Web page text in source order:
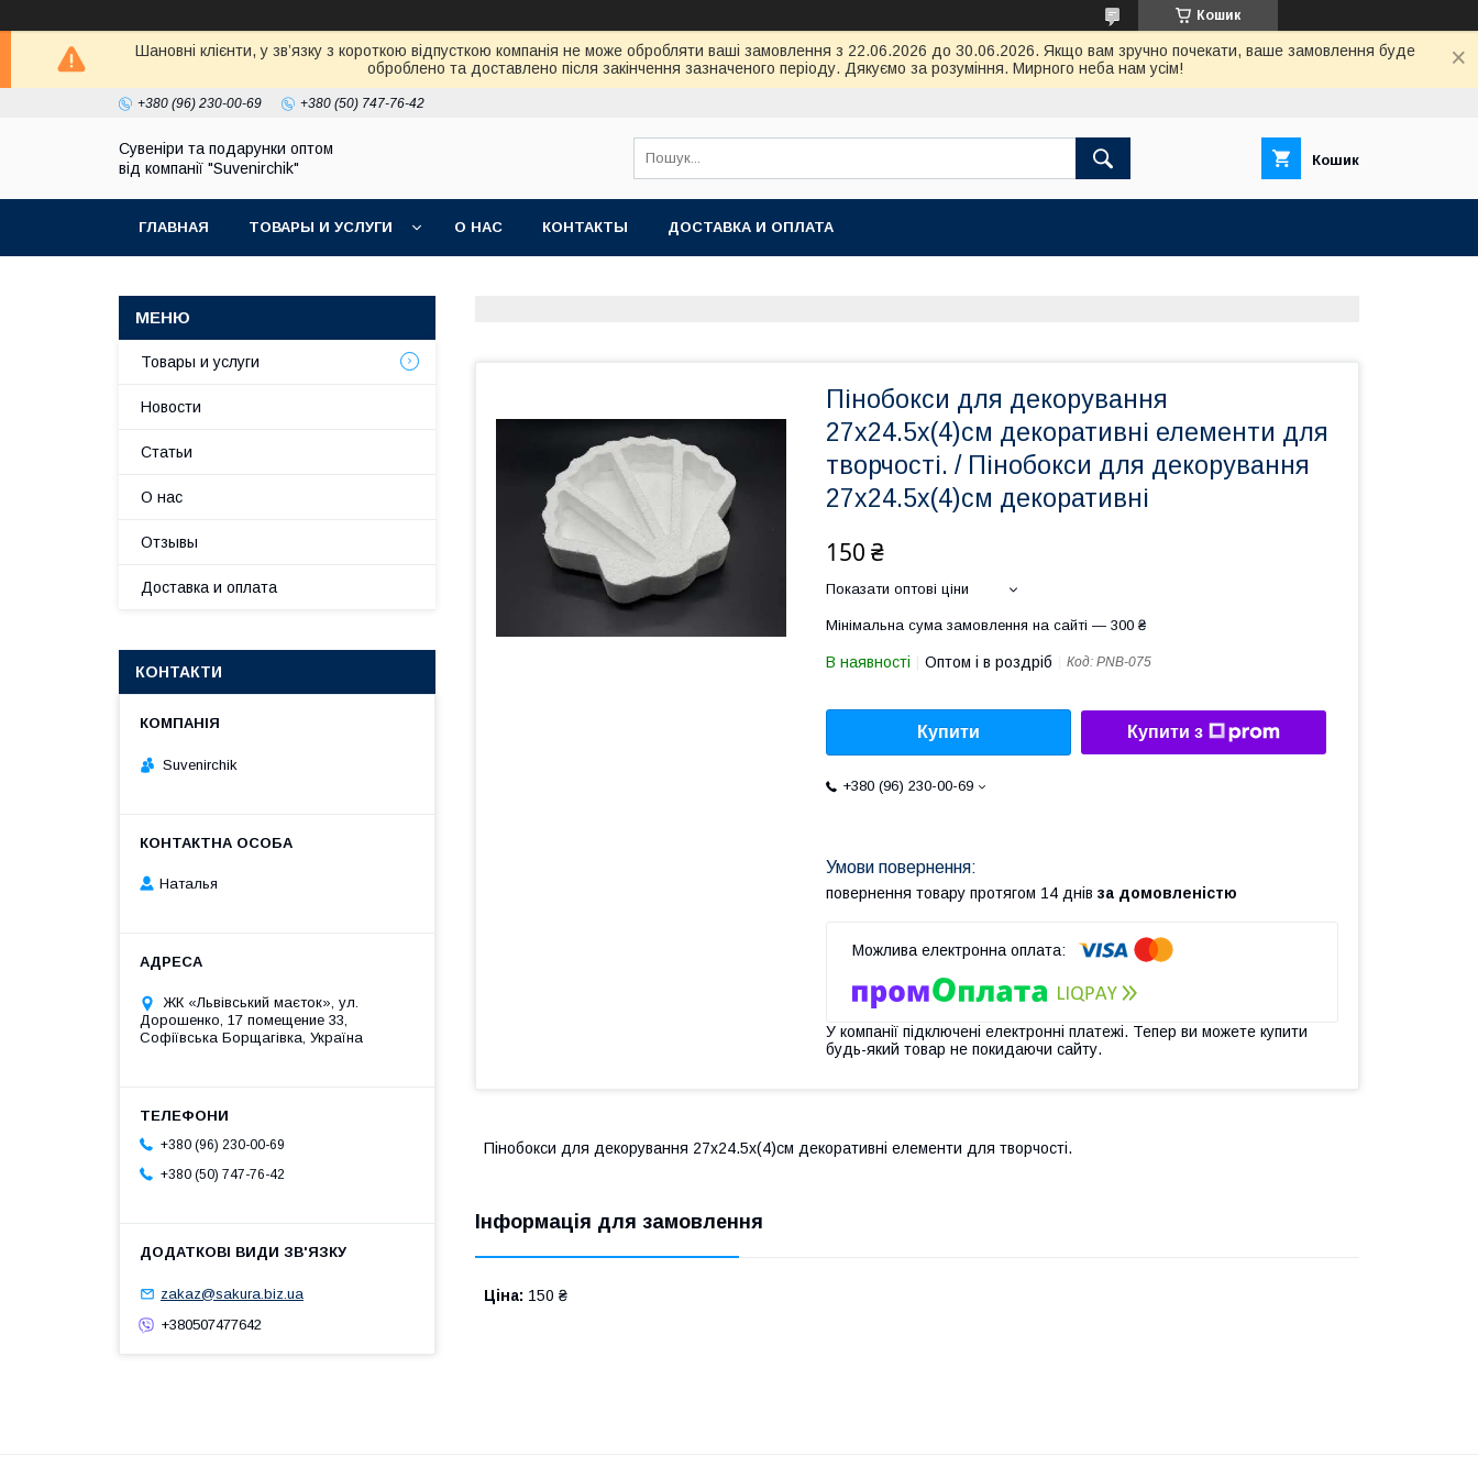
Кошик
Шановні клієнти, у зв’язку з короткою відпусткою компанія не може обробляти ваші замовлення з 22.06.2026 до 30.06.2026. Якщо вам зручно почекати, ваше замовлення буде
оброблено та доставлено після закінчення зазначеного періоду. Дякуємо за розуміння. Мирного неба нам усім!
+380 (96) 230-00-69 +380 (50) 747-76-42
Сувеніри та подарунки оптом
від компанії "Suvenirchik"
Кошик
ГЛАВНАЯ ТОВАРЫ И УСЛУГИ О НАС КОНТАКТЫ ДОСТАВКА И ОПЛАТА
Пінобокси для декорування
27х24.5х(4)см декоративні елементи для
творчості. / Пінобокси для декорування
27х24.5х(4)см декоративні
150 ₴
Показати оптові ціни
Мінімальна сума замовлення на сайті — 300 ₴
В наявності Оптом і в роздріб Код: PNB-075
Купити Купити з
+380 (96) 230-00-69
повернення товару протягом 14 днів за домовленістю
У компанії підключені електронні платежі. Тепер ви можете купити
будь-який товар не покидаючи сайту.
Пінобокси для декорування 27х24.5х(4)см декоративні елементи для творчості.
Інформація для замовлення
Ціна: 150 ₴
Товары и услуги
Новости
Статьи
О нас
Отзывы
Доставка и оплата
КОНТАКТИ
Suvenirсhik
Наталья
ЖК «Львівський маєток», ул.
Дорошенко, 17 помещение 33,
Софіївська Борщагівка, Україна
+380 (96) 230-00-69
+380 (50) 747-76-42
zakaz@sakura.biz.ua
+380507477642